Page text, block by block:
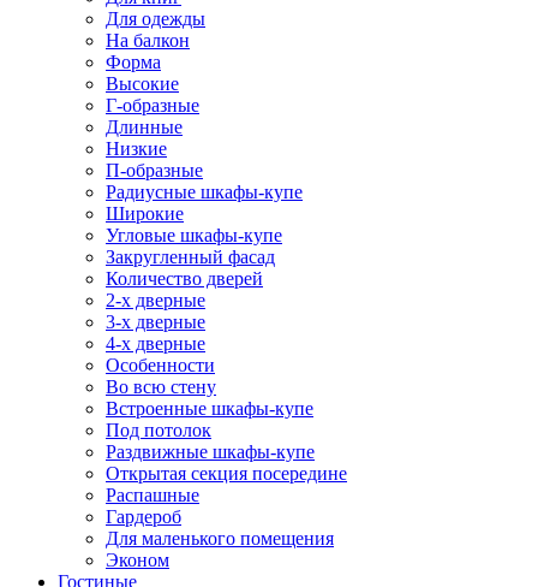
Для одежды
На балкон
Форма
Высокие
Г-образные
Длинные
Низкие
П-образные
Радиусные шкафы-купе
Широкие
Угловые шкафы-купе
Закругленный фасад
Количество дверей
2-х дверные
3-х дверные
4-х дверные
Особенности
Во всю стену
Встроенные шкафы-купе
Под потолок
Раздвижные шкафы-купе
Открытая секция посередине
Распашные
Гардероб
Для маленького помещения
Эконом
Гостиные